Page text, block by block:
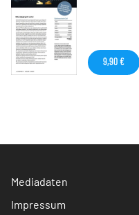
9,90 €
Mediadaten
Impressum